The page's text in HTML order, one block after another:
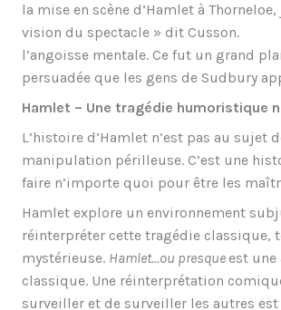
la mise en scène d’Hamlet à
vision du spectacle » dit Cusson. «
l’angoisse mentale. Ce fut un grand
persuadée que les gens de Sudbury
Hamlet – Une tragédie humoristique
L’histoire d’Hamlet n’est pas au
manipulation périlleuse. C’est une
faire n’importe quoi pour être les
Hamlet explore un environnement
réinterpréter cette tragédie classique,
mystérieuse. Hamlet…ou presque est
classique. Une réinterprétation
surveiller et de surveiller les autres